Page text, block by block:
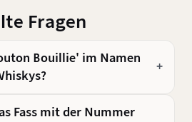
Fragen
Bouillie' im Namen
Fass mit der Nummer